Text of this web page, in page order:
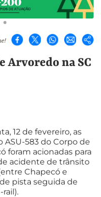
Arvoredo na SC
12 de fevereiro, as
ASU-583 do Corpo de
foram acionadas para
acidente de trânsito
Chapecó e
pista seguida de